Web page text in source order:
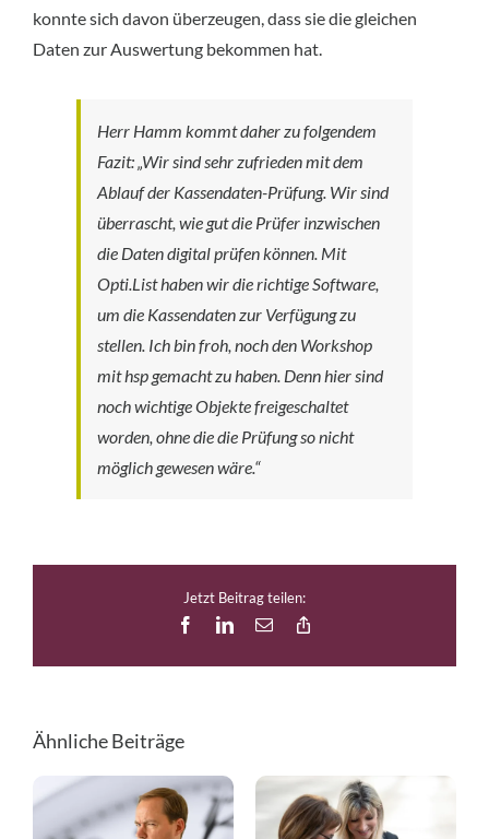
konnte sich davon überzeugen, dass sie die gleichen
Daten zur Auswertung bekommen hat.
Herr Hamm kommt daher zu folgendem
Fazit: „Wir sind sehr zufrieden mit dem
Ablauf der Kassendaten-Prüfung. Wir sind
überrascht, wie gut die Prüfer inzwischen
die Daten digital prüfen können. Mit
Opti.List haben wir die richtige Software,
um die Kassendaten zur Verfügung zu
stellen. Ich bin froh, noch den Workshop
mit hsp gemacht zu haben. Denn hier sind
noch wichtige Objekte freigeschaltet
worden, ohne die die Prüfung so nicht
möglich gewesen wäre.“
Jetzt Beitrag teilen:
FacebookLinkedIn
E-
Ähnliche Beiträge